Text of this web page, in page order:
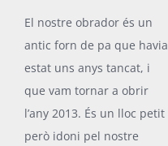
El nostre obrador és un
antic forn de pa que havia
estat uns anys tancat, i
que vam tornar a obrir
l’any 2013. És un lloc petit
però idoni pel nostre